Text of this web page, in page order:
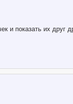
и показать их друг